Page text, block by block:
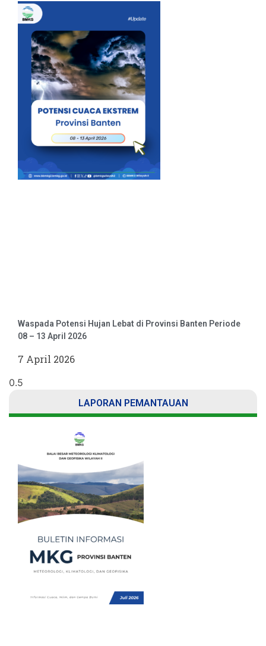
Waspada Potensi Hujan Lebat di Provinsi Banten Periode
08 – 13 April 2026
7 April 2026
LAPORAN PEMANTAUAN